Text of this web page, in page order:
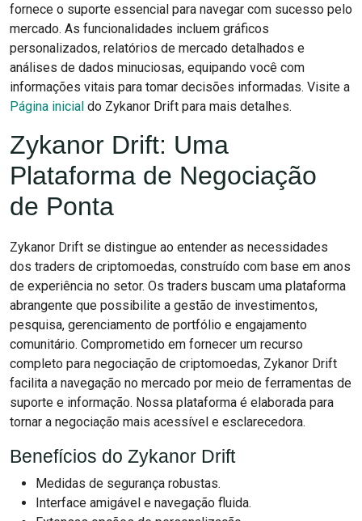
fornece o suporte essencial para navegar com sucesso pelo
mercado. As funcionalidades incluem gráficos
personalizados, relatórios de mercado detalhados e
análises de dados minuciosas, equipando você com
informações vitais para tomar decisões informadas. Visite a
Página inicial do Zykanor Drift para mais detalhes.
Zykanor Drift: Uma
Plataforma de Negociação
de Ponta
Zykanor Drift se distingue ao entender as necessidades
dos traders de criptomoedas, construído com base em anos
de experiência no setor. Os traders buscam uma plataforma
abrangente que possibilite a gestão de investimentos,
pesquisa, gerenciamento de portfólio e engajamento
comunitário. Comprometido em fornecer um recurso
completo para negociação de criptomoedas, Zykanor Drift
facilita a navegação no mercado por meio de ferramentas de
suporte e informação. Nossa plataforma é elaborada para
tornar a negociação mais acessível e esclarecedora.
Benefícios do Zykanor Drift
Medidas de segurança robustas.
Interface amigável e navegação fluida.